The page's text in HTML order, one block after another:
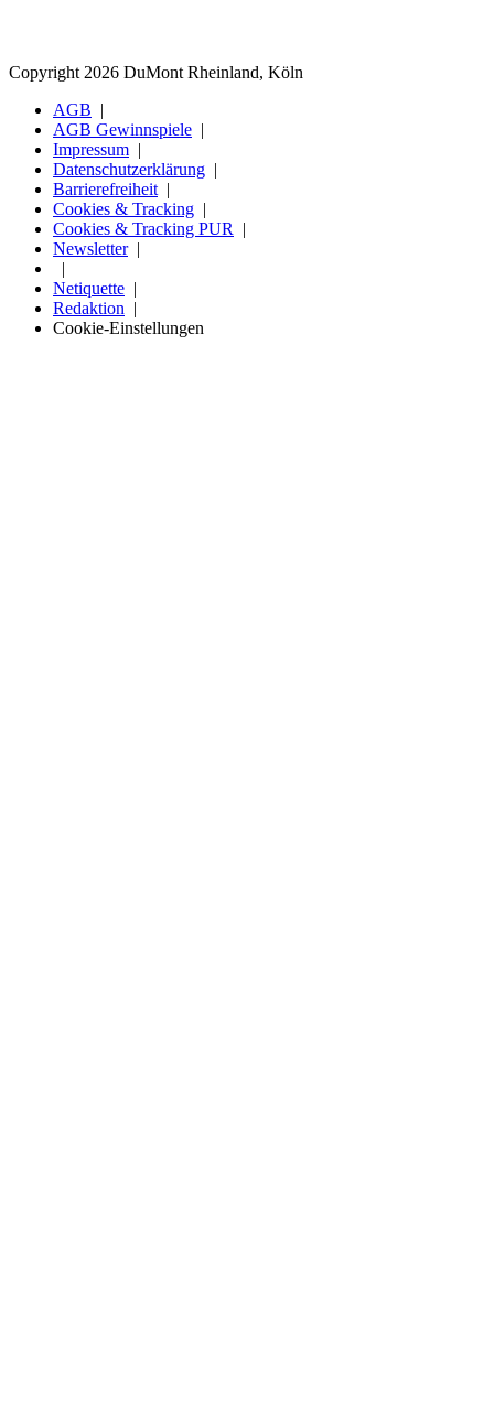
Copyright 2026 DuMont Rheinland, Köln
AGB
AGB Gewinnspiele
Impressum
Datenschutzerklärung
Barrierefreiheit
Cookies & Tracking
Cookies & Tracking PUR
Newsletter
Netiquette
Redaktion
Cookie-Einstellungen